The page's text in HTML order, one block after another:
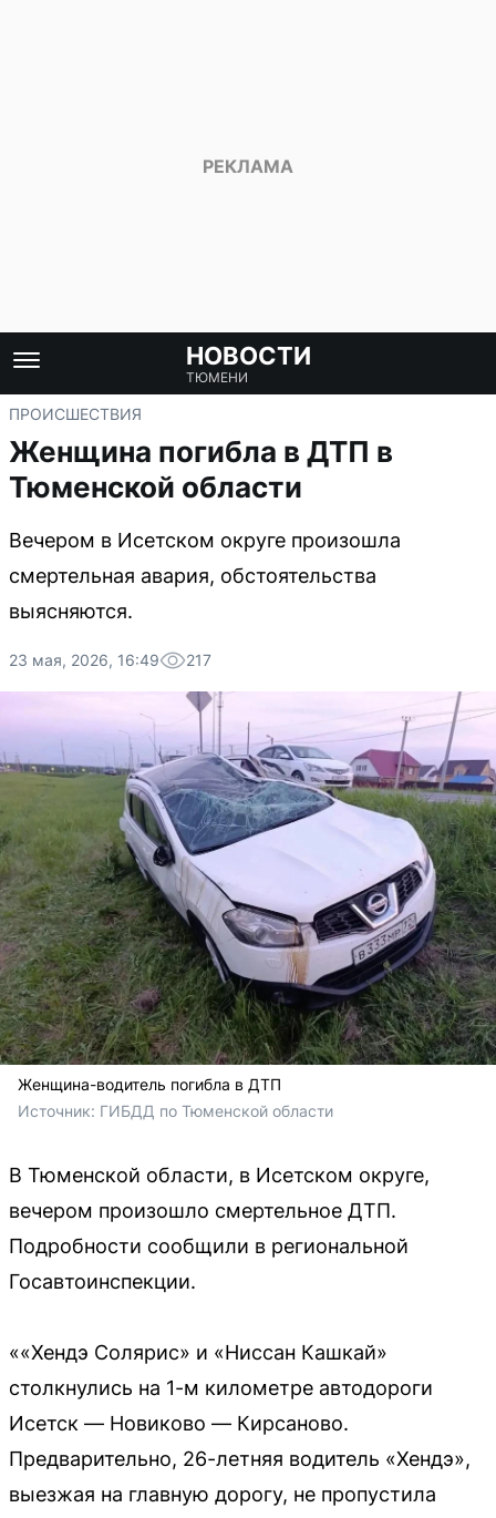
НОВОСТИ
ТЮМЕНИ
ПРОИСШЕСТВИЯ
Женщина погибла в ДТП в
Тюменской области
Вечером в Исетском округе произошла
смертельная авария, обстоятельства
выясняются.
23 мая, 2026, 16:49 217
Женщина-водитель погибла в ДТП
Источник: ГИБДД по Тюменской области
В Тюменской области, в Исетском округе,
вечером произошло смертельное ДТП.
Подробности сообщили в региональной
Госавтоинспекции.
««Хендэ Солярис» и «Ниссан Кашкай»
столкнулись на 1-м километре автодороги
Исетск — Новиково — Кирсаново.
Предварительно, 26-летняя водитель «Хендэ»,
выезжая на главную дорогу, не пропустила